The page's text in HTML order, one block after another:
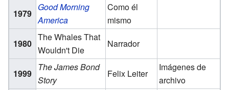
1979
Good Morning
America
Como él
mismo
1980
The Whales That
Wouldn't Die
Narrador
1999
The James Bond
Story
Felix Leiter
Imágenes de
archivo